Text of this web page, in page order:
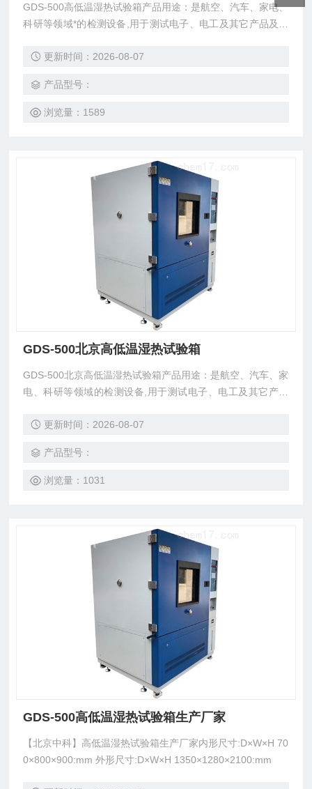
GDS-500高低温湿热试验箱产品用途：是航空、汽车、家电、
科研等领域*的检测设备,用于测试电子、电工及其它产品及材
性能。更新时间：2026-08-07
产品型号：
浏览量：1589
GDS-500北京高低温湿热试验箱
GDS-500北京高低温湿热试验箱产品用途：是航空、汽车、家
电、科研等领域的检测设备,用于测试电子、电工及其它产品
数及性能更新时间：2026-08-07
产品型号：
浏览量：1031
GDS-500高低温湿热试验箱生产厂家
【北京中科】高低温湿热试验箱生产厂家内形尺寸:D×W×H 70
0×800×900:mm 外形尺寸:D×W×H 1350×1280×2100:mm